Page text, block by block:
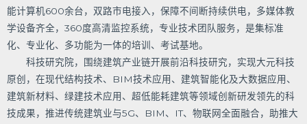
能计算机600余台，双路市电接入，保障不间断持续供电，多媒体教
学设备齐全，360度高清监控系统，专业技术团队服务，是集标准
化、专业化、多功能为一体的培训、考试基地。
科技研究院，围绕建筑产业链开展前沿科技研究，实现大元科技
原创，在现代结构技术、BIM技术应用、建筑智能化及大数据应用、
建筑新材料、绿建技术应用、超低能耗建筑等领域创新研发领先的科
技成果，推进传统建筑业与5G、BIM、IT、物联网全面融合，助推大